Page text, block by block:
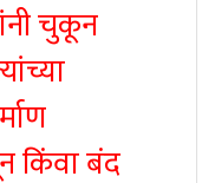
चुकून
किंवा बंद